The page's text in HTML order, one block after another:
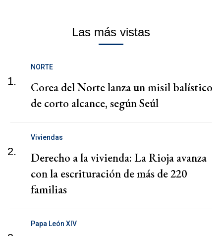
Las más vistas
1.
NORTE
Corea del Norte lanza un misil balístico
de corto alcance, según Seúl
2.
Viviendas
Derecho a la vivienda: La Rioja avanza
con la escrituración de más de 220
familias
Papa León XIV